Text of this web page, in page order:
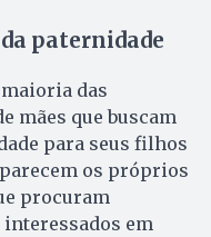
paternidade
das
mães que buscam
para seus filhos
os próprios
procuram
em